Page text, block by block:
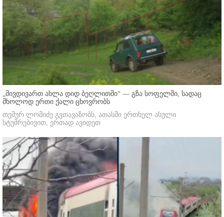
„მივდივართ ახლა დიდ ბეღლითში“ — გზა სოფელში, სადაც
მხოლოდ ერთი ქალი ცხოვრობს
თემურ ლომიძე გვთავაზობს, ათასში ერთხელ ასული
სტუმრებივით, ერთად ავიდეთ